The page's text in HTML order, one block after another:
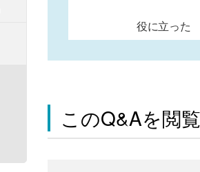
役に立った
このQ&Aを閲